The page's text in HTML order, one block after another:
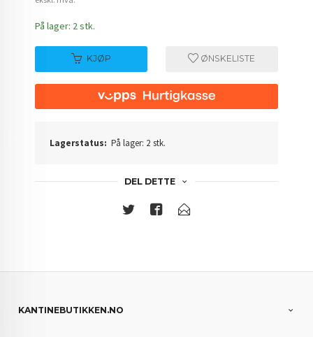
På lager: 2 stk.
KJØP ØNSKELISTE
Lagerstatus: På lager: 2 stk.
DEL DETTE
KANTINEBUTIKKEN.NO